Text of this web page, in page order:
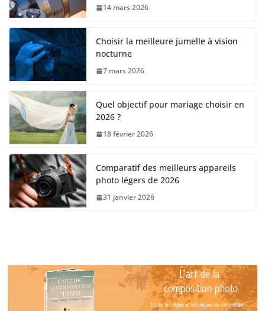
14 mars 2026
Choisir la meilleure jumelle à vision
nocturne
7 mars 2026
Quel objectif pour mariage choisir en
2026 ?
18 février 2026
Comparatif des meilleurs appareils
photo légers de 2026
31 janvier 2026